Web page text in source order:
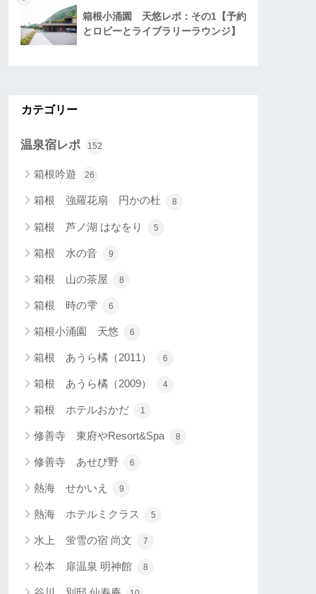
箱根小涌園 天悠レポ：その1【予約
とロビーとライブラリーラウンジ】
カテゴリー
温泉宿レポ 152
箱根吟遊 26
箱根 強羅花扇 円かの杜 8
箱根 芦ノ湖 はなをり 5
箱根 水の音 9
箱根 山の茶屋 8
箱根 時の雫 6
箱根小涌園 天悠 6
箱根 あうら橘（2011） 6
箱根 あうら橘（2009） 4
箱根 ホテルおかだ 1
修善寺 東府やResort&Spa 8
修善寺 あせび野 6
熱海 せかいえ 9
熱海 ホテルミクラス 5
水上 蛍雪の宿 尚文 7
松本 扉温泉 明神館 8